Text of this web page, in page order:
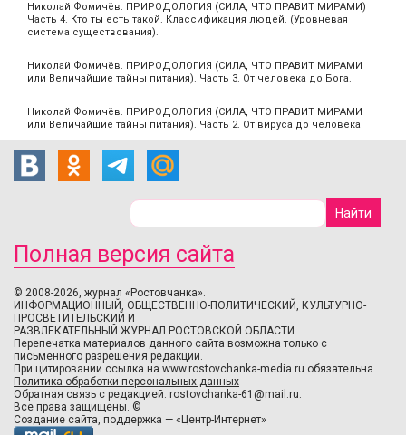
Николай Фомичёв. ПРИРОДОЛОГИЯ (СИЛА, ЧТО ПРАВИТ МИРАМИ)
Часть 4. Кто ты есть такой. Классификация людей. (Уровневая
система существования).
Николай Фомичёв. ПРИРОДОЛОГИЯ (СИЛА, ЧТО ПРАВИТ МИРАМИ
или Величайшие тайны питания). Часть 3. От человека до Бога.
Николай Фомичёв. ПРИРОДОЛОГИЯ (СИЛА, ЧТО ПРАВИТ МИРАМИ
или Величайшие тайны питания). Часть 2. От вируса до человека
Полная версия сайта
© 2008-2026, журнал «Ростовчанка».
ИНФОРМАЦИОННЫЙ, ОБЩЕСТВЕННО-ПОЛИТИЧЕСКИЙ, КУЛЬТУРНО-
ПРОСВЕТИТЕЛЬСКИЙ И
РАЗВЛЕКАТЕЛЬНЫЙ ЖУРНАЛ РОСТОВСКОЙ ОБЛАСТИ.
Перепечатка материалов данного сайта возможна только с
письменного разрешения редакции.
При цитировании ссылка на www.rostovchanka-media.ru обязательна.
Политика обработки персональных данных
Обратная связь с редакцией: rostovchanka-61@mail.ru.
Все права защищены. ©
Создание сайта, поддержка — «Центр-Интернет»